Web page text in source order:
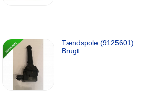
Tændspole (9125601)
Brugt